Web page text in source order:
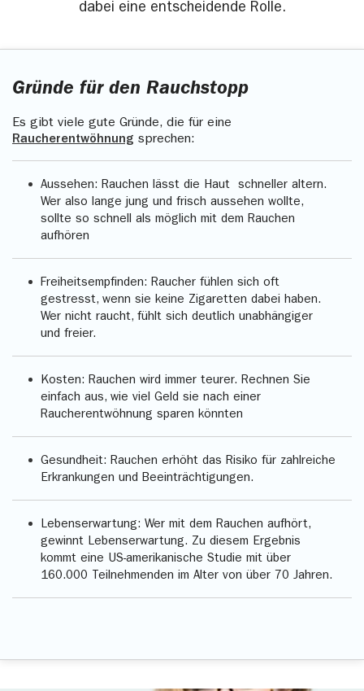
dabei eine entscheidende Rolle.
Gründe für den Rauchstopp
Es gibt viele gute Gründe, die für eine
Raucherentwöhnung sprechen:
Aussehen: Rauchen lässt die Haut schneller altern.
Wer also lange jung und frisch aussehen wollte,
sollte so schnell als möglich mit dem Rauchen
aufhören
Freiheitsempfinden: Raucher fühlen sich oft
gestresst, wenn sie keine Zigaretten dabei haben.
Wer nicht raucht, fühlt sich deutlich unabhängiger
und freier.
Kosten: Rauchen wird immer teurer. Rechnen Sie
einfach aus, wie viel Geld sie nach einer
Raucherentwöhnung sparen könnten
Gesundheit: Rauchen erhöht das Risiko für zahlreiche
Erkrankungen und Beeinträchtigungen.
Lebenserwartung: Wer mit dem Rauchen aufhört,
gewinnt Lebenserwartung. Zu diesem Ergebnis
kommt eine US-amerikanische Studie mit über
160.000 Teilnehmenden im Alter von über 70 Jahren.